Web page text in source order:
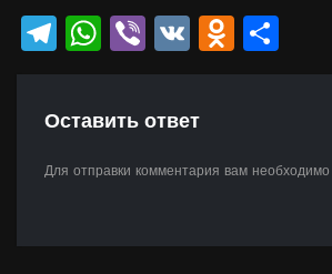
Telegram
WhatsApp
Viber
VK
Оставить ответ
Для отправки комментария вам необходимо